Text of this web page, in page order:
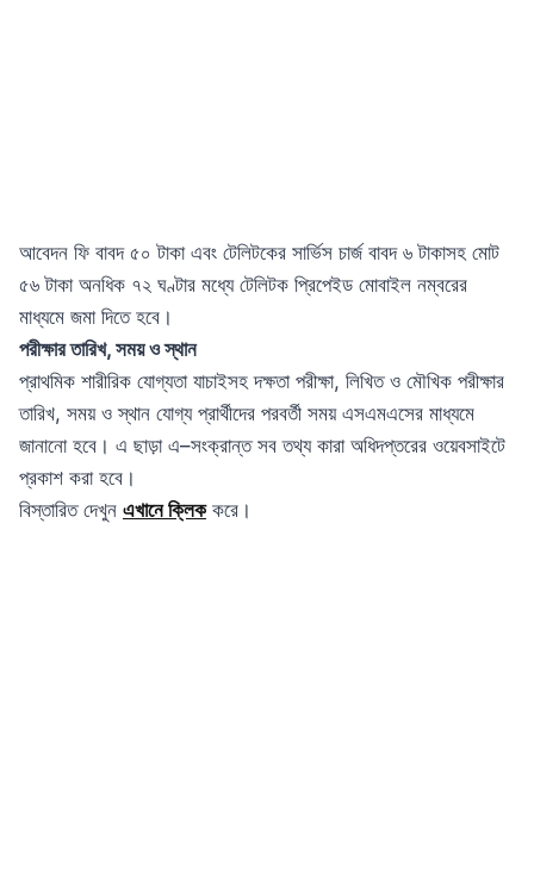
আবেদন ফি বাবদ ৫০ টাকা এবং টেলিটকের সার্ভিস চার্জ বাবদ ৬ টাকাসহ মোট
৫৬ টাকা অনধিক ৭২ ঘণ্টার মধ্যে টেলিটক প্রিপেইড মোবাইল নম্বরের
মাধ্যমে জমা দিতে হবে।
পরীক্ষার তারিখ, সময় ও স্থান
প্রাথমিক শারীরিক যোগ্যতা যাচাইসহ দক্ষতা পরীক্ষা, লিখিত ও মৌখিক পরীক্ষার
তারিখ, সময় ও স্থান যোগ্য প্রার্থীদের পরবর্তী সময় এসএমএসের মাধ্যমে
জানানো হবে। এ ছাড়া এ–সংক্রান্ত সব তথ্য কারা অধিদপ্তরের ওয়েবসাইটে
প্রকাশ করা হবে।
বিস্তারিত দেখুন এখানে ক্লিককরে।